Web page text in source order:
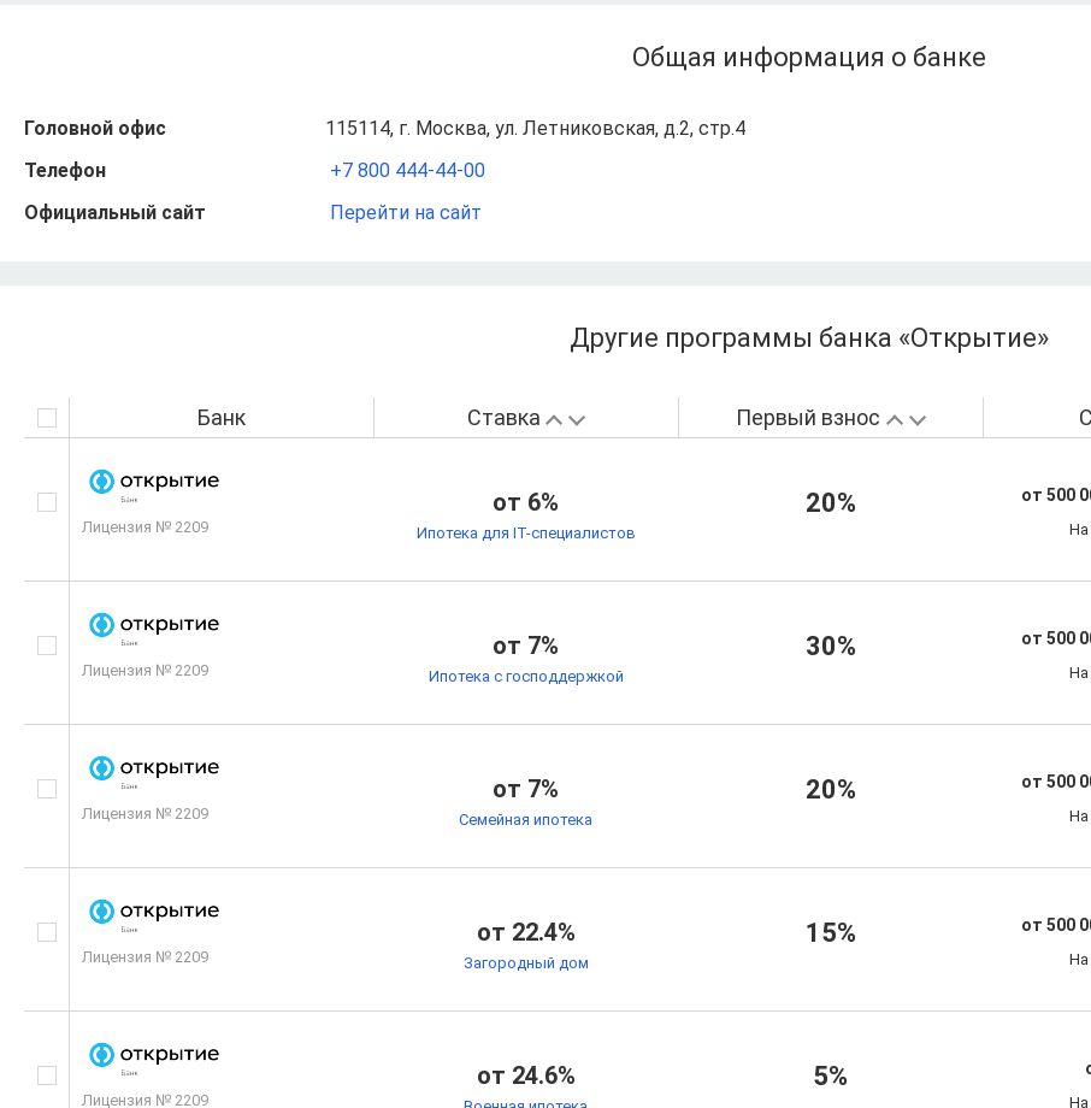
Общая информация о банке
Головной офис
115114, г. Москва, ул. Летниковская, д.2, стр.4
Телефон
+7 800 444-44-00
Официальный сайт
Перейти на сайт
Другие программы банка «Открытие»
Банк Ставка Первый взнос
Лицензия № 2209
от 6%
Ипотека для IT-специалистов
20% от 500
На
Лицензия № 2209
от 7%
Ипотека с господдержкой
30% от 500
На
Лицензия № 2209
от 7%
Семейная ипотека
20% от 500
На
Лицензия № 2209
от 22.4%
Загородный дом
15% от 500
На
Лицензия № 2209
от 24.6% 5%
На